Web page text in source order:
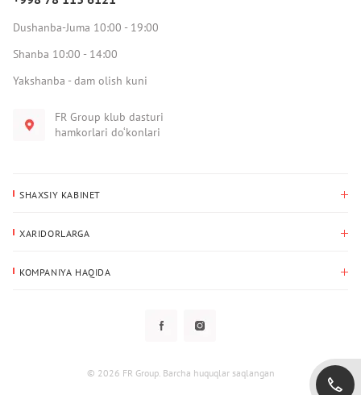
Dushanba-Juma 10:00 - 19:00
Shanba 10:00 - 14:00
Yakshanba - dam olish kuni
FR Group klub dasturi
hamkorlari do‘konlari
SHAXSIY KABINET
Yetkazib berish manzili
XARIDORLARGA
KOMPANIYA HAQIDA
Foydalanuvchi bilan kelishuv© 2026 FR Group. Barcha huquqlar saqlangan